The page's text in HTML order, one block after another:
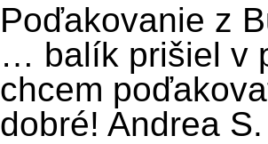
Poďakovanie z
… balík prišiel v
chcem
dobré! Andrea